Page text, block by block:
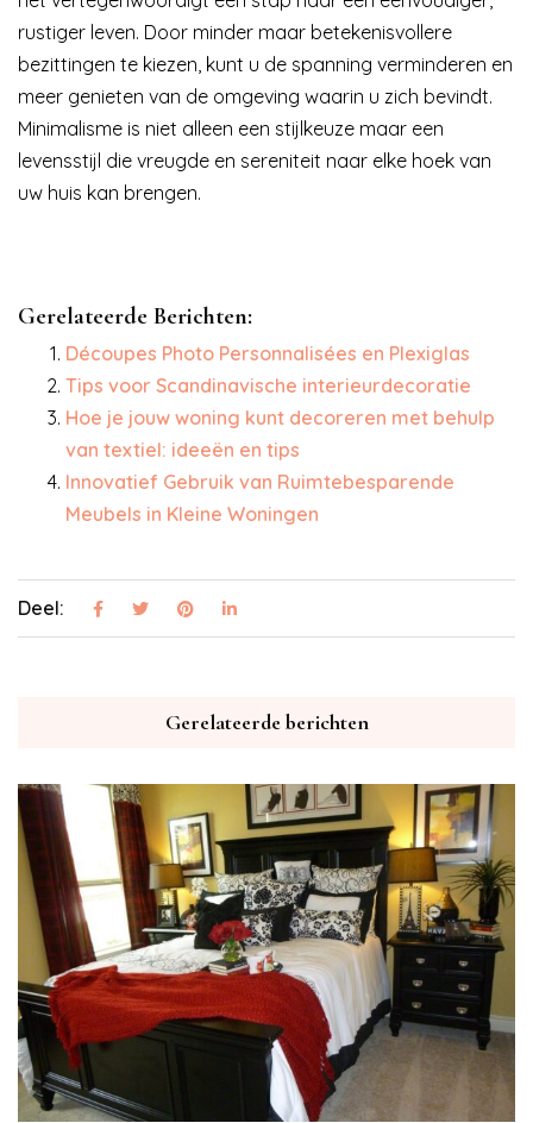
rustiger leven. Door minder maar betekenisvollere
bezittingen te kiezen, kunt u de spanning verminderen en
meer genieten van de omgeving waarin u zich bevindt.
Minimalisme is niet alleen een stijlkeuze maar een
levensstijl die vreugde en sereniteit naar elke hoek van
uw huis kan brengen.
Gerelateerde Berichten:
Découpes Photo Personnalisées en Plexiglas
Tips voor Scandinavische interieurdecoratie
Hoe je jouw woning kunt decoreren met behulp
van textiel: ideeën en tips
Innovatief Gebruik van Ruimtebesparende
Meubels in Kleine Woningen
Deel:
Gerelateerde berichten